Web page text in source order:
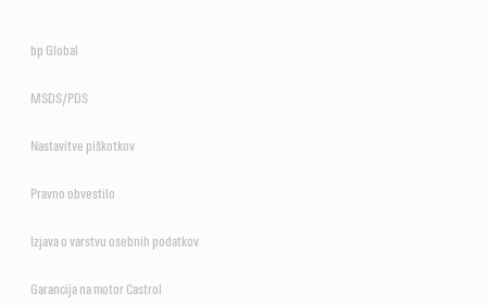
bp Global
MSDS/PDS
Nastavitve piškotkov
Pravno obvestilo
Izjava o varstvu osebnih podatkov
Garancija na motor Castrol